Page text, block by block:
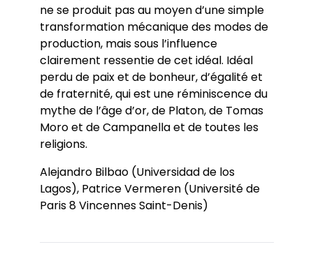
ne se produit pas au moyen d’une simple
transformation mécanique des modes de
production, mais sous l’influence
clairement ressentie de cet idéal. Idéal
perdu de paix et de bonheur, d’égalité et
de fraternité, qui est une réminiscence du
mythe de l’âge d’or, de Platon, de Tomas
Moro et de Campanella et de toutes les
religions.
Alejandro Bilbao (Universidad de los
Lagos), Patrice Vermeren (Université de
Paris 8 Vincennes Saint-Denis)